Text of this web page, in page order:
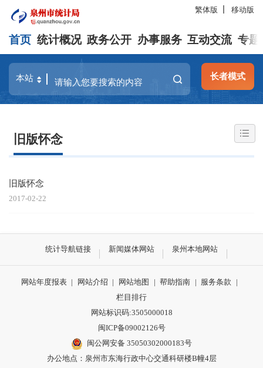
繁体版 移动版
首页 统计概况 政务公开 办事服务 互动交流 专题
长者模式
旧版怀念
旧版怀念
2017-02-22
统计导航链接 新闻媒体网站 泉州本地网站
网站年度报表 | 网站介绍 | 网站地图 | 帮助指南 | 服务条款
|
栏目排行
网站标识码:3505000018
闽ICP备09002126号
闽公网安备 35050302000183号
办公地点：泉州市东海行政中心交通科研楼B幢4层